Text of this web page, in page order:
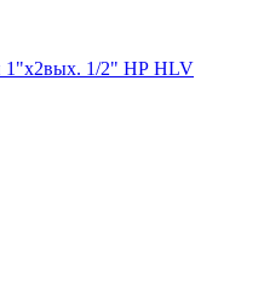
1"x2вых. 1/2" НР HLV